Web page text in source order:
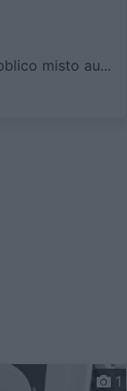
misto au...
1